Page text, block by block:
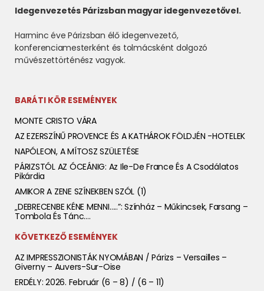
Idegenvezetés Párizsban magyar idegenvezetővel.
Harminc éve Párizsban élő idegenvezető,
konferenciamesterként és tolmácsként dolgozó
művészettörténész vagyok.
BARÁTI KÖR ESEMÉNYEK
MONTE CRISTO VÁRA
AZ EZERSZÍNŰ PROVENCE ÉS A KATHÁROK FÖLDJÉN -HOTELEK
NAPÓLEON, A MÍTOSZ SZÜLETÉSE
PÁRIZSTÓL AZ ÓCEÁNIG: Az Ile-De France És A Csodálatos
Pikárdia
AMIKOR A ZENE SZÍNEKBEN SZÓL (1)
„DEBRECENBE KÉNE MENNI…..”: Színház – Műkincsek, Farsang –
Tombola És Tánc….
KÖVETKEZŐ ESEMÉNYEK
AZ IMPRESSZIONISTÁK NYOMÁBAN / Párizs – Versailles –
Giverny – Auvers-Sur-Oise
ERDÉLY: 2026. Február (6 – 8) / (6 – 11)